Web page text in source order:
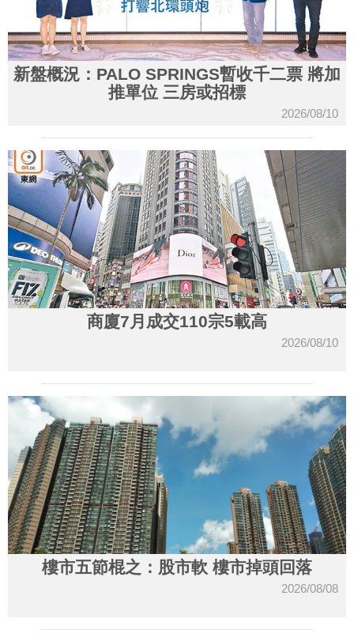
新盤概況：PALO SPRINGS暫收千二票 將加
推單位 三房或招標
2026/08/10
商廈7月成交110宗5載高
2026/08/10
樓市五節棍之：股市軟 樓市掉頭回落
2026/08/08